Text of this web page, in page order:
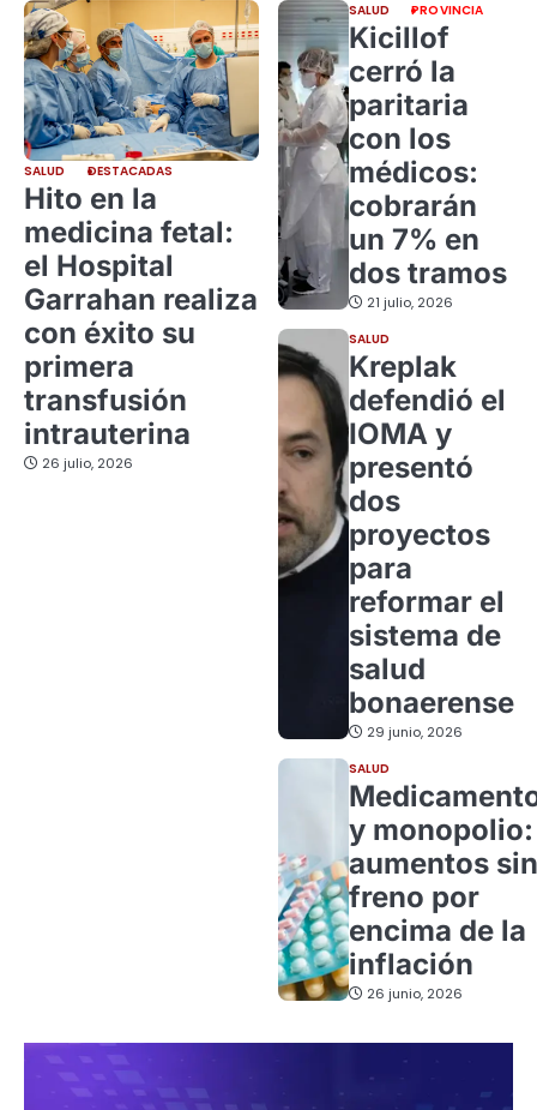
SALUD DESTACADAS
Hito en la
medicina fetal:
el Hospital
Garrahan realiza
con éxito su
primera
transfusión
intrauterina
26 julio, 2026
SALUD PROVINCIA
Kicillof
cerró la
paritaria
con los
médicos:
cobrarán
un 7% en
dos tramos
21 julio, 2026
SALUD
Kreplak
defendió el
IOMA y
presentó
dos
proyectos
para
reformar el
sistema de
salud
bonaerense
29 junio, 2026
SALUD
y monopolio:
aumentos sin
freno por
encima de la
inflación
26 junio, 2026